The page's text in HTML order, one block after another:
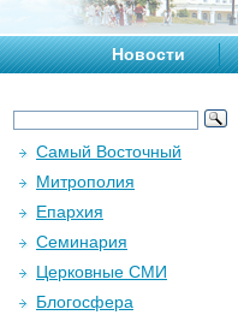
Новости
Самый Восточный
Митрополия
Епархия
Семинария
Церковные СМИ
Блогосфера